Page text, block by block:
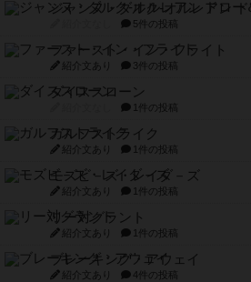
ジャンヌ・ダルク-オルレアン ド
5件の投稿
ファースト・イン・フライト
紹介文あり 3件の投稿
ダイススローン
1件の投稿
ガルフストライク
紹介文あり 1件の投稿
モズビ－ズ・レイダ－ズ
紹介文あり 1件の投稿
リー対グラント
紹介文あり 1件の投稿
ブレーキング・アウェイ
紹介文あり 4件の投稿